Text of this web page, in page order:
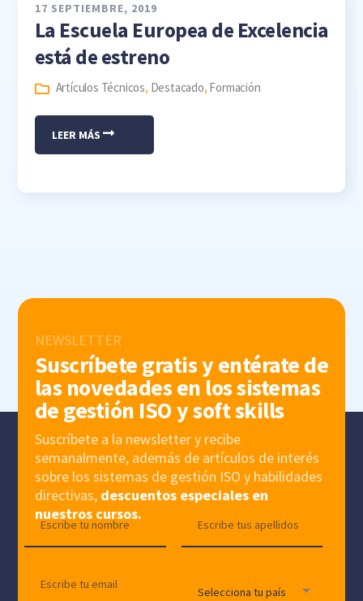
17 SEPTIEMBRE, 2019
La Escuela Europea de Excelencia
está de estreno
Artículos Técnicos, Destacado, Formación
LEER MÁS
NEWSLETTER
Suscríbete gratis y entérate de
las novedades en los sistemas
de gestión ISO y soft skills
Suscríbete a la newsletter y recibe
semanalmente, además de artículos de interés
sobre los sistemas de gestión ISO y habilidades
directivas, descuentos especiales en
nuestros cursos.